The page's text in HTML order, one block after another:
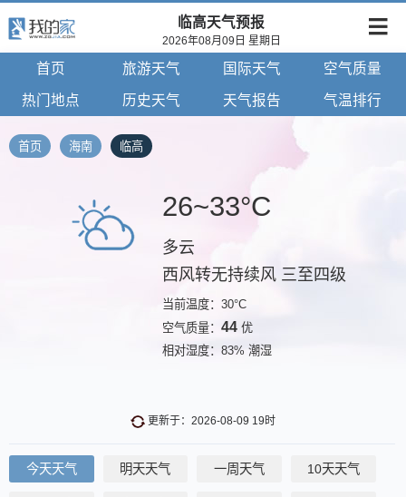
临高天气预报
2026年08月09日 星期日
首页 旅游天气 国际天气 空气质量
热门地点 历史天气 天气报告 气温排行
首页 海南 临高
26~33°C
多云
西风转无持续风 三至四级
当前温度：30°C
空气质量：44 优
相对湿度：83% 潮湿
更新于：2026-08-09 19时
今天天气 明天天气 一周天气 10天天气